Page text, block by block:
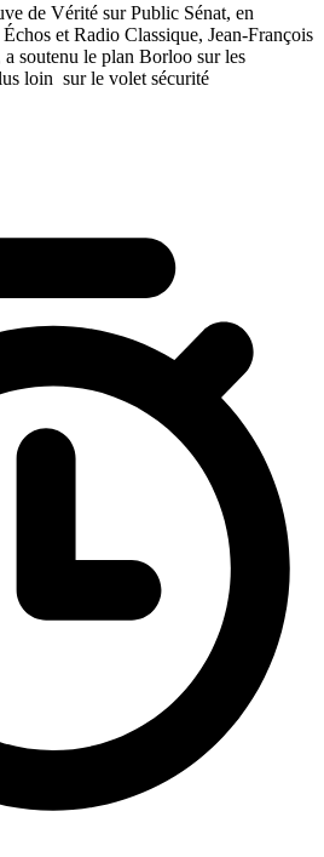
de Vérité sur Public Sénat, en
et Radio Classique, Jean-François
soutenu le plan Borloo sur les
loin sur le volet sécurité